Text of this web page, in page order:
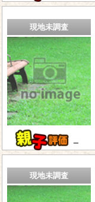
現地未調査
－
現地未調査